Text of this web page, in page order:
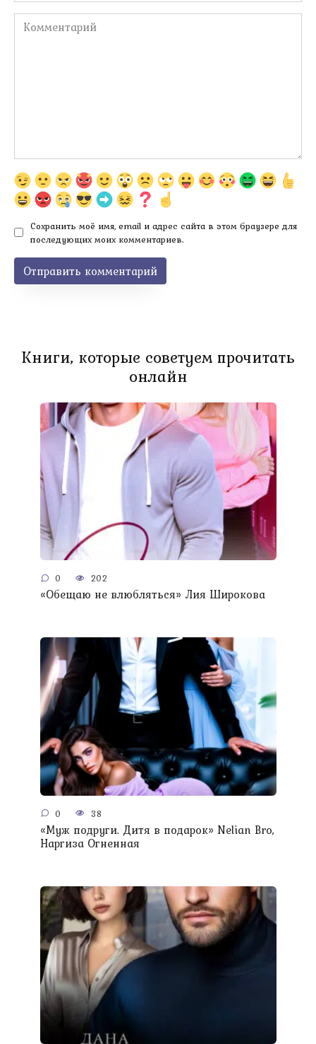
Комментарий
Сохранить моё имя, email и адрес сайта в этом браузере для
последующих моих комментариев.
Книги, которые советуем прочитать
онлайн
0 202
«Обещаю не влюбляться» Лия Широкова
0 38
«Муж подруги. Дитя в подарок» Nelian Bro,
Наргиза Огненная